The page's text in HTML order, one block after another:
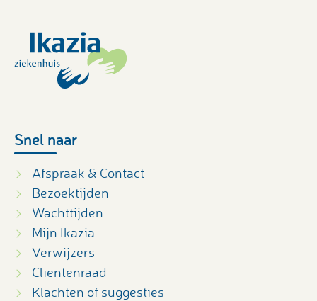
Snel naar
Afspraak & Contact
Bezoektijden
Wachttijden
Mijn Ikazia
Verwijzers
Cliëntenraad
Klachten of suggesties